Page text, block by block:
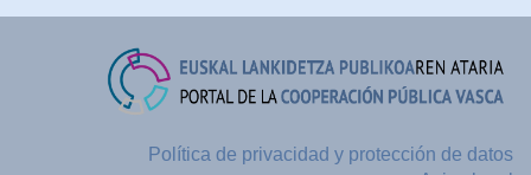
Política de privacidad y protección de datos